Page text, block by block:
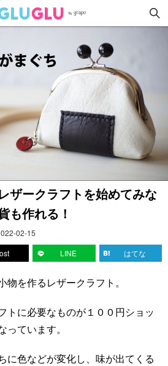
ザークラフトを始めてみな
作れる！
02-15
LINE はてな
を作るレザークラフト。
トに必要なものが１００円ショッ
ています。
に色などが変化し、味が出てくる